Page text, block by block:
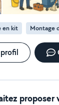
en kit
proposer